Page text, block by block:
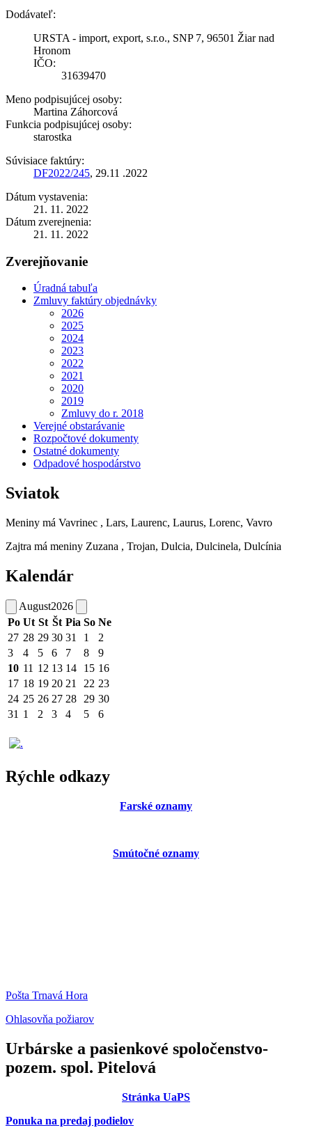
Dodávateľ:
URSTA - import, export, s.r.o., SNP 7, 96501 Žiar nad
Hronom
IČO:
31639470
Meno podpisujúcej osoby:
Martina Záhorcová
Funkcia podpisujúcej osoby:
starostka
Súvisiace faktúry:
DF2022/245, 29.11 .2022
Dátum vystavenia:
21. 11. 2022
Dátum zverejnenia:
21. 11. 2022
Zverejňovanie
Úradná tabuľa
Zmluvy faktúry objednávky
2026
2025
2024
2023
2022
2021
2020
2019
Zmluvy do r. 2018
Verejné obstarávanie
Rozpočtové dokumenty
Ostatné dokumenty
Odpadové hospodárstvo
Sviatok
Meniny má Vavrinec , Lars, Laurenc, Laurus, Lorenc, Vavro
Zajtra má meniny Zuzana , Trojan, Dulcia, Dulcinela, Dulcínia
Kalendár
August2026
Po Ut St Št Pia So Ne
27 28 29 30 31 1
2
3
4 5 6 7 8
9
10 11 12 13 14 15 16
17 18 19 20 21 22 23
24 25 26 27 28 29 30
31 1 2 3 4 5 6
Rýchle odkazy
Farské oznamy
Smútočné oznamy
Pošta Trnavá Hora
Ohlasovňa požiarov
Urbárske a pasienkové spoločenstvo-
pozem. spol. Pitelová
Stránka UaPS
Ponuka na predaj podielov